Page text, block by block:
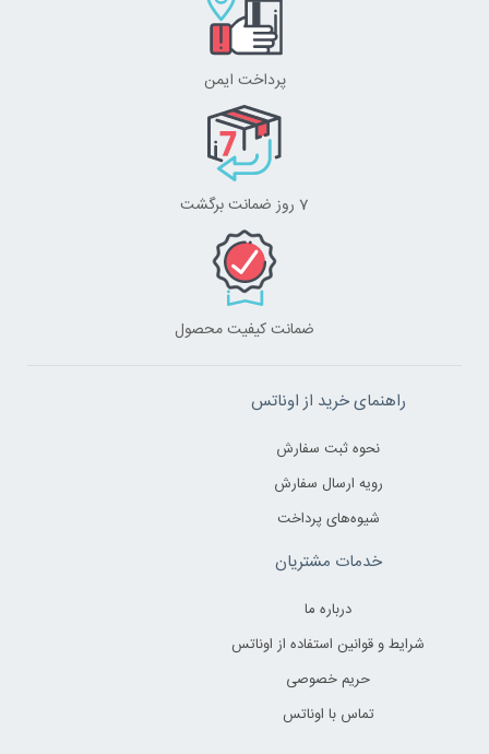
پرداخت ایمن
7 روز ضمانت برگشت
ضمانت کیفیت محصول
راهنمای خرید از اوناتس
نحوه ثبت سفارش
رویه ارسال سفارش
شیوه‌های پرداخت
خدمات مشتریان
درباره ما
شرایط و قوانین استفاده از اوناتس
حریم خصوصی
تماس با اوناتس